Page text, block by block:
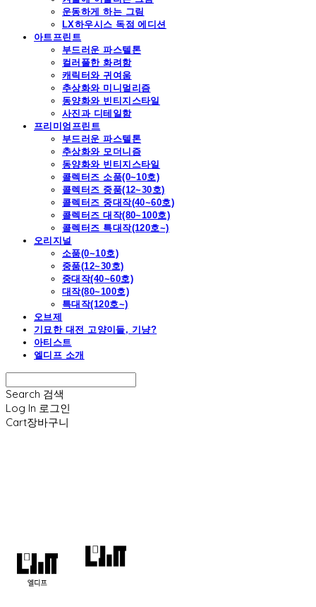
운동하게 하는 그림
LX하우시스 독점 에디션
아트프린트
부드러운 파스텔톤
컬러풀한 화려함
캐릭터와 귀여움
추상화와 미니멀리즘
동양화와 빈티지스타일
사진과 디테일함
프리미엄프린트
부드러운 파스텔톤
추상화와 모더니즘
동양화와 빈티지스타일
콜렉터즈 소품(0~10호)
콜렉터즈 중품(12~30호)
콜렉터즈 중대작(40~60호)
콜렉터즈 대작(80~100호)
콜렉터즈 특대작(120호~)
오리지널
소품(0~10호)
중품(12~30호)
중대작(40~60호)
대작(80~100호)
특대작(120호~)
오브제
기묘한 대전 고양이들, 기냥?
아티스트
엘디프 소개
Search 검색
Log In 로그인
Cart장바구니